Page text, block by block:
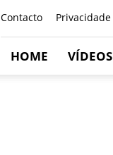
Contacto Privacidade
HOME VÍDEOS